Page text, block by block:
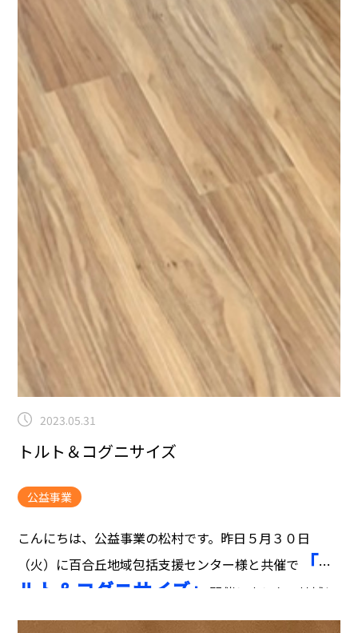
2023.05.31
トルト＆コグニサイズ
公益事業
こんにちは、公益事業の松村です。 昨日５月３０日
（火）に百合丘地域包括支援センター様と共催で
「ト
ルト＆コグニサイズ」
開催しました！ 地域に